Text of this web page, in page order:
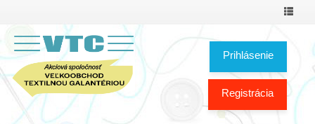
Prepnúť
Prihlásenie
Registrácia